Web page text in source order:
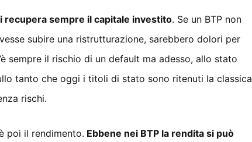
recupera sempre il capitale investito. Se un BTP non
subire una ristrutturazione, sarebbero dolori per
sempre il rischio di un default ma adesso, allo stato
tanto che oggi i titoli di stato sono ritenuti la classica
rischi.
poi il rendimento. Ebbene nei BTP la rendita si può